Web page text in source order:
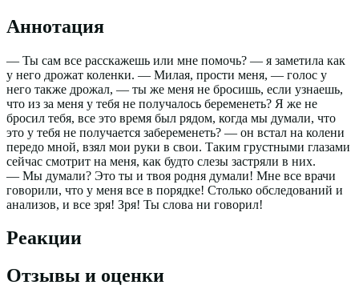
Аннотация
— Ты сам все расскажешь или мне помочь? — я заметила как
у него дрожат коленки. — Милая, прости меня, — голос у
него также дрожал, — ты же меня не бросишь, если узнаешь,
что из за меня у тебя не получалось беременеть? Я же не
бросил тебя, все это время был рядом, когда мы думали, что
это у тебя не получается забеременеть? — он встал на колени
передо мной, взял мои руки в свои. Таким грустными глазами
сейчас смотрит на меня, как будто слезы застряли в них.
— Мы думали? Это ты и твоя родня думали! Мне все врачи
говорили, что у меня все в порядке! Столько обследований и
анализов, и все зря! Зря! Ты слова ни говорил!
Реакции
Отзывы и оценки